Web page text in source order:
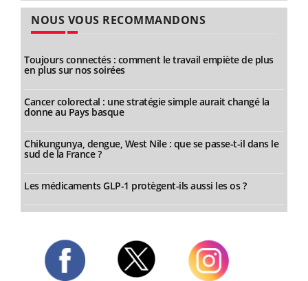
NOUS VOUS RECOMMANDONS
Toujours connectés : comment le travail empiète de plus
en plus sur nos soirées
Cancer colorectal : une stratégie simple aurait changé la
donne au Pays basque
Chikungunya, dengue, West Nile : que se passe-t-il dans le
sud de la France ?
Les médicaments GLP-1 protègent-ils aussi les os ?